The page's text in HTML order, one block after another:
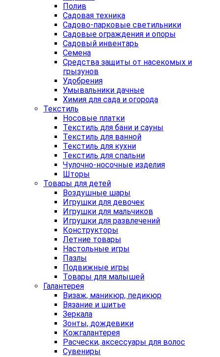
Полив
Садовая техника
Садово-парковые светильники
Садовые ограждения и опоры
Садовый инвентарь
Семена
Средства защиты от насекомых и
грызунов
Удобрения
Умывальники дачные
Химия для сада и огорода
Текстиль
Носовые платки
Текстиль для бани и сауны
Текстиль для ванной
Текстиль для кухни
Текстиль для спальни
Чулочно-носочные изделия
Шторы
Товары для детей
Воздушные шары
Игрушки для девочек
Игрушки для мальчиков
Игрушки для развлечений
Конструкторы
Летние товары
Настольные игры
Пазлы
Подвижные игры
Товары для малышей
Галантерея
Визаж, маникюр, педикюр
Вязание и шитье
Зеркала
Зонты, дождевики
Кожгалантерея
Расчески, аксессуары для волос
Сувениры